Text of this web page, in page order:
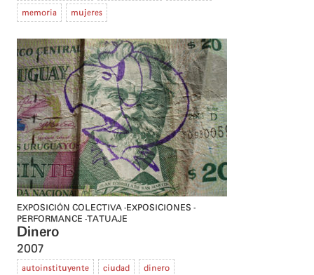
memoria mujeres
EXPOSICIÓN COLECTIVA
EXPOSICIONES
PERFORMANCE TATUAJE
Dinero
2007
autoinstituyente ciudad dinero